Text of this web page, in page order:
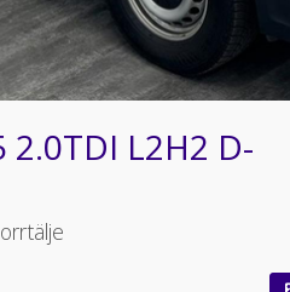
L2H2 D-